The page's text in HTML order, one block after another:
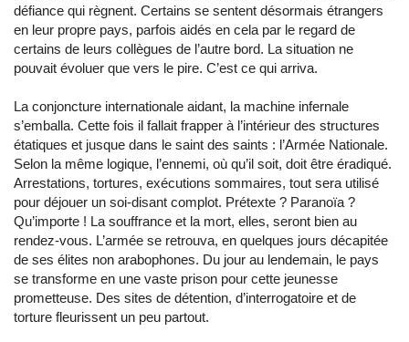
défiance qui règnent. Certains se sentent désormais étrangers
en leur propre pays, parfois aidés en cela par le regard de
certains de leurs collègues de l’autre bord. La situation ne
pouvait évoluer que vers le pire. C’est ce qui arriva.
La conjoncture internationale aidant, la machine infernale
s’emballa. Cette fois il fallait frapper à l’intérieur des structures
étatiques et jusque dans le saint des saints : l’Armée Nationale.
Selon la même logique, l’ennemi, où qu’il soit, doit être éradiqué.
Arrestations, tortures, exécutions sommaires, tout sera utilisé
pour déjouer un soi-disant complot. Prétexte ? Paranoïa ?
Qu’importe ! La souffrance et la mort, elles, seront bien au
rendez-vous. L’armée se retrouva, en quelques jours décapitée
de ses élites non arabophones. Du jour au lendemain, le pays
se transforme en une vaste prison pour cette jeunesse
prometteuse. Des sites de détention, d’interrogatoire et de
torture fleurissent un peu partout.